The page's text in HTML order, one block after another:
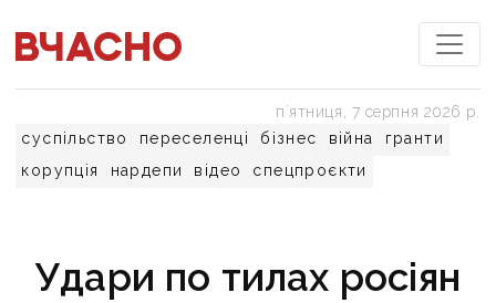
суспільство переселенці бізнес війна
гранти
корупція
нардепи відео спецпроєкти
пʼятниця, 7 серпня 2026 р.
Удари по тилах росіян